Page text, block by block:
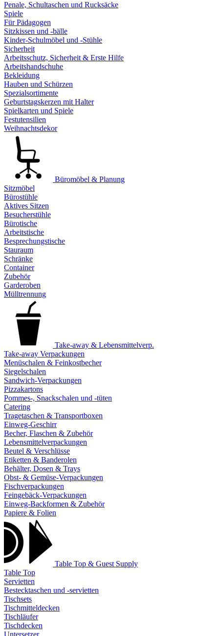
Penale, Schultaschen und Rucksäcke
Spiele
Für Pädagogen
Sitzkissen und -bälle
Kinder-Schulmöbel und -Stühle
Sicherheit
Arbeitsschutz, Sicherheit & Erste Hilfe
Arbeitshandschuhe
Bekleidung
Hauben und Schürzen
Spezialsortimente
Geburtstagskerzen mit Halter
Spielkarten und Spiele
Festutensilien
Weihnachtsdekor
Büromöbel & Planung
Sitzmöbel
Bürostühle
Aktives Sitzen
Besucherstühle
Bürotische
Arbeitstische
Besprechungstische
Stauraum
Schränke
Container
Zubehör
Garderoben
Mülltrennung
Take-away & Lebensmittelverp.
Take-away Verpackungen
Menüschalen & Feinkostbecher
Siegelschalen
Sandwich-Verpackungen
Pizzakartons
Pommes-, Snackschalen und -tüten
Catering
Tragetaschen & Transportboxen
Einweg-Geschirr
Becher, Flaschen & Zubehör
Lebensmittelverpackungen
Beutel & Verschlüsse
Etiketten & Banderolen
Behälter, Dosen & Trays
Obst- & Gemüse-Verpackungen
Fischverpackungen
Feingebäck-Verpackungen
Einweg-Backformen & Zubehör
Papiere & Folien
Table Top & Guest Supply
Table Top
Servietten
Bestecktaschen und -servietten
Tischsets
Tischmitteldecken
Tischläufer
Tischdecken